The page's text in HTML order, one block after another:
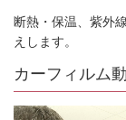
断熱・保温、紫外
えします。
カーフィルム